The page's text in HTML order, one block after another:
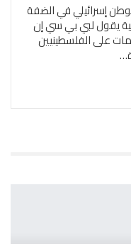
إسرائيلي في الضفة
يقول لبي بي سي إن
على الفلسطينيين